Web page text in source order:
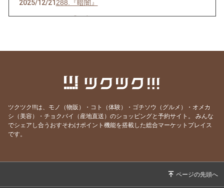
2025/12/21288.『暗闇』
2025/07/16286.『ネ申』
2025/05/28284.『東京』
282.『葛藤』
2025/03/31280.『化身』
2025/02/25
ツクツク!!!は、モノ（物販）・コト（体験）・ゴチソウ（グルメ）・オメカ
シ（美容）・チョクバイ（産地直送）のショッピングと予約サイト。
みんな
でシェアし合うおすそわけポイント機能を搭載した総合マーケットプレイス
です。